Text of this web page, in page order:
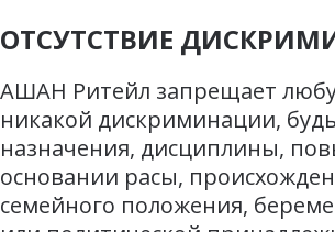
ОТСУТСТВИЕ
АШАН Ритейл запрещает
никакой дискриминации,
назначения, дисциплины,
основании расы,
семейного положения,